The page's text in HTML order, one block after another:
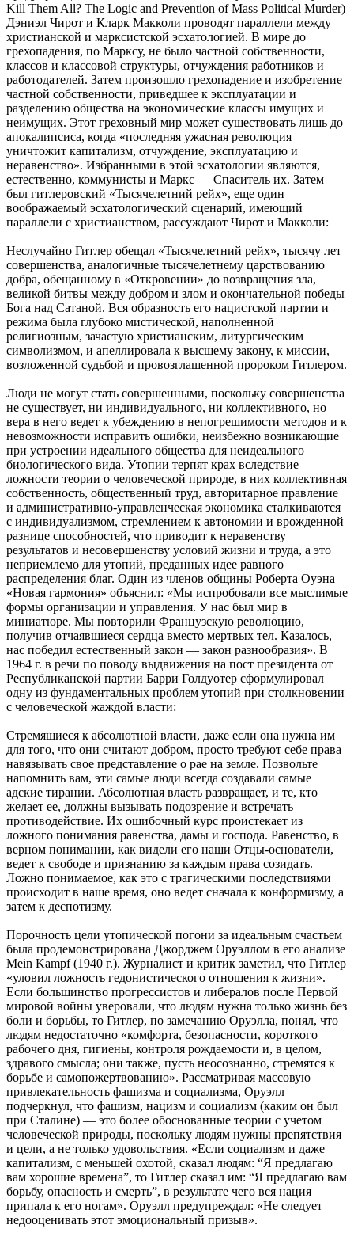
Kill Them All? The Logic and Prevention of Mass Political Murder)
Дэниэл Чирот и Кларк Макколи проводят параллели между
христианской и марксистской эсхатологией. В мире до
грехопадения, по Марксу, не было частной собственности,
классов и классовой структуры, отчуждения работников и
работодателей. Затем произошло грехопадение и изобретение
частной собственности, приведшее к эксплуатации и
разделению общества на экономические классы имущих и
неимущих. Этот греховный мир может существовать лишь до
апокалипсиса, когда «последняя ужасная революция
уничтожит капитализм, отчуждение, эксплуатацию и
неравенство». Избранными в этой эсхатологии являются,
естественно, коммунисты и Маркс — Спаситель их. Затем
был гитлеровский «Тысячелетний рейх», еще один
воображаемый эсхатологический сценарий, имеющий
параллели с христианством, рассуждают Чирот и Макколи:
Неслучайно Гитлер обещал «Тысячелетний рейх», тысячу лет
совершенства, аналогичные тысячелетнему царствованию
добра, обещанному в «Откровении» до возвращения зла,
великой битвы между добром и злом и окончательной победы
Бога над Сатаной. Вся образность его нацистской партии и
режима была глубоко мистической, наполненной
религиозным, зачастую христианским, литургическим
символизмом, и апеллировала к высшему закону, к миссии,
возложенной судьбой и провозглашенной пророком Гитлером.
Люди не могут стать совершенными, поскольку совершенства
не существует, ни индивидуального, ни коллективного, но
вера в него ведет к убеждению в непогрешимости методов и к
невозможности исправить ошибки, неизбежно возникающие
при устроении идеального общества для неидеального
биологического вида. Утопии терпят крах вследствие
ложности теории о человеческой природе, в них коллективная
собственность, общественный труд, авторитарное правление
и административно-управленческая экономика сталкиваются
с индивидуализмом, стремлением к автономии и врожденной
разнице способностей, что приводит к неравенству
результатов и несовершенству условий жизни и труда, а это
неприемлемо для утопий, преданных идее равного
распределения благ. Один из членов общины Роберта Оуэна
«Новая гармония» объяснил: «Мы испробовали все мыслимые
формы организации и управления. У нас был мир в
миниатюре. Мы повторили Французскую революцию,
получив отчаявшиеся сердца вместо мертвых тел. Казалось,
нас победил естественный закон — закон разнообразия». В
1964 г. в речи по поводу выдвижения на пост президента от
Республиканской партии Барри Голдуотер сформулировал
одну из фундаментальных проблем утопий при столкновении
с человеческой жаждой власти:
Стремящиеся к абсолютной власти, даже если она нужна им
для того, что они считают добром, просто требуют себе права
навязывать свое представление о рае на земле. Позвольте
напомнить вам, эти самые люди всегда создавали самые
адские тирании. Абсолютная власть развращает, и те, кто
желает ее, должны вызывать подозрение и встречать
противодействие. Их ошибочный курс проистекает из
ложного понимания равенства, дамы и господа. Равенство, в
верном понимании, как видели его наши Отцы-основатели,
ведет к свободе и признанию за каждым права созидать.
Ложно понимаемое, как это с трагическими последствиями
происходит в наше время, оно ведет сначала к конформизму, а
затем к деспотизму.
Порочность цели утопической погони за идеальным счастьем
была продемонстрирована Джорджем Оруэллом в его анализе
Mein Kampf (1940 г.). Журналист и критик заметил, что Гитлер
«уловил ложность гедонистического отношения к жизни».
Если большинство прогрессистов и либералов после Первой
мировой войны уверовали, что людям нужна только жизнь без
боли и борьбы, то Гитлер, по замечанию Оруэлла, понял, что
людям недостаточно «комфорта, безопасности, короткого
рабочего дня, гигиены, контроля рождаемости и, в целом,
здравого смысла; они также, пусть неосознанно, стремятся к
борьбе и самопожертвованию». Рассматривая массовую
привлекательность фашизма и социализма, Оруэлл
подчеркнул, что фашизм, нацизм и социализм (каким он был
при Сталине) — это более обоснованные теории с учетом
человеческой природы, поскольку людям нужны препятствия
и цели, а не только удовольствия. «Если социализм и даже
капитализм, с меньшей охотой, сказал людям: “Я предлагаю
вам хорошие времена”, то Гитлер сказал им: “Я предлагаю вам
борьбу, опасность и смерть”, в результате чего вся нация
припала к его ногам». Оруэлл предупреждал: «Не следует
недооценивать этот эмоциональный призыв».